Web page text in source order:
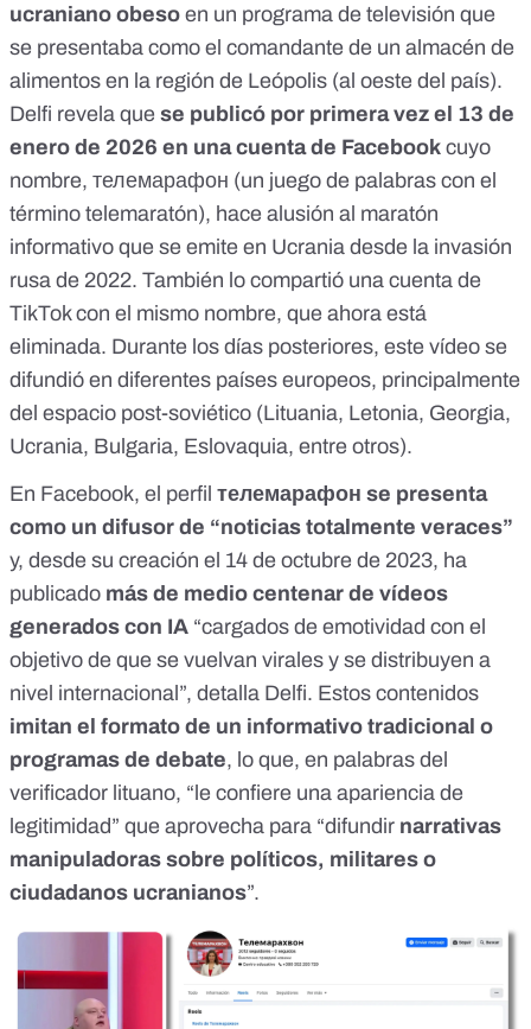
ucraniano obeso en un programa de televisión que
se presentaba como el comandante de un almacén de
alimentos en la región de Leópolis (al oeste del país).
Delfi revela que se publicó por primera vez el 13 de
enero de 2026 en una cuenta de Facebook cuyo
nombre, телемарафон (un juego de palabras con el
término telemaratón), hace alusión al maratón
informativo que se emite en Ucrania desde la invasión
rusa de 2022. También lo compartió una cuenta de
TikTok con el mismo nombre, que ahora está
eliminada. Durante los días posteriores, este vídeo se
difundió en diferentes países europeos, principalmente
del espacio post-soviético (Lituania, Letonia, Georgia,
Ucrania, Bulgaria, Eslovaquia, entre otros).
En Facebook, el perfil телемарафон se presenta
como un difusor de “noticias totalmente veraces”
y, desde su creación el 14 de octubre de 2023, ha
publicado más de medio centenar de vídeos
generados con IA “cargados de emotividad con el
objetivo de que se vuelvan virales y se distribuyen a
nivel internacional”, detalla Delfi. Estos contenidos
imitan el formato de un informativo tradicional o
programas de debate, lo que, en palabras del
verificador lituano, “le confiere una apariencia de
legitimidad” que aprovecha para “difundir narrativas
manipuladoras sobre políticos, militares o
ciudadanos ucranianos”.